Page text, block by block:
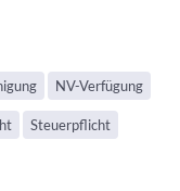
NV-Verfügung
Steuerpflicht